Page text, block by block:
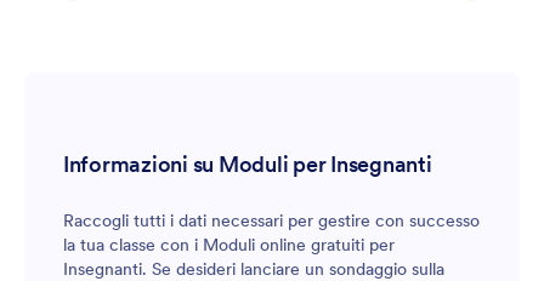
Informazioni su Moduli per Insegnanti
Raccogli tutti i dati necessari per gestire con successo
la tua classe con i Moduli online gratuiti per
Insegnanti. Se desideri lanciare un sondaggio sulla